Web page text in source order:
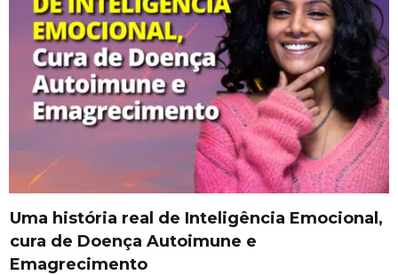
Uma história real de Inteligência Emocional,
cura de Doença Autoimune e
Emagrecimento